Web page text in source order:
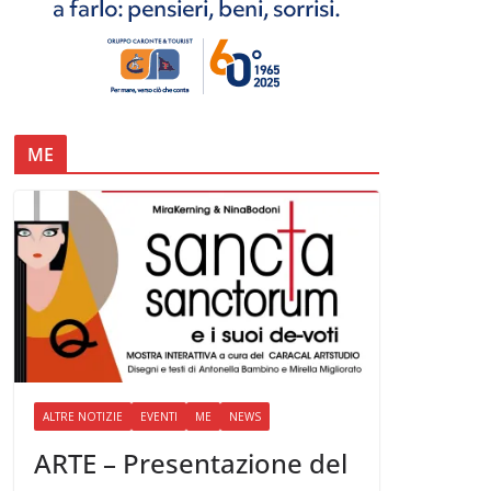
ME
ALTRE NOTIZIE EVENTI ME NEWS
ARTE – Presentazione del